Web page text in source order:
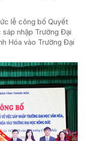
lễ công bố Quyết
nhập Trường Đại
Hóa vào Trường Đại